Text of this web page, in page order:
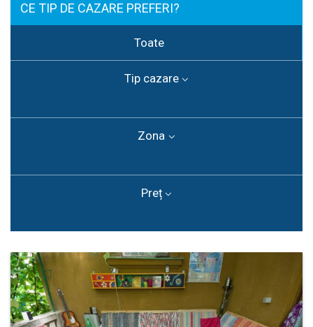
CE TIP DE CAZARE PREFERI?
Toate
Tip cazare
Zona
Preț